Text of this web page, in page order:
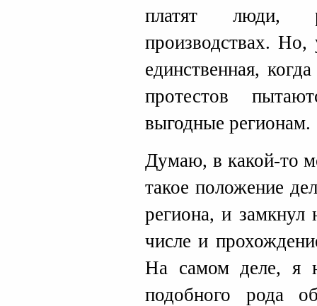
платят люди,
производствах.
единственная,
протестов
выгодные регионам.
Думаю, в какой-то
такое положение
региона, и
числе и
На самом деле, я
подобного рода